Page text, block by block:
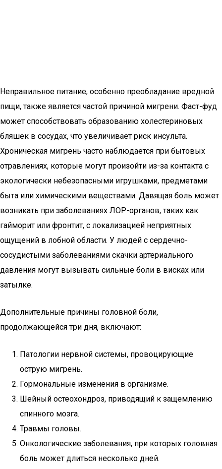
Неправильное питание, особенно преобладание вредной
пищи, также является частой причиной мигрени. Фаст-фуд
может способствовать образованию холестериновых
бляшек в сосудах, что увеличивает риск инсульта.
Хроническая мигрень часто наблюдается при бытовых
отравлениях, которые могут произойти из-за контакта с
экологически небезопасными игрушками, предметами
быта или химическими веществами. Давящая боль может
возникать при заболеваниях ЛОР-органов, таких как
гайморит или фронтит, с локализацией неприятных
ощущений в лобной области. У людей с сердечно-
сосудистыми заболеваниями скачки артериального
давления могут вызывать сильные боли в висках или
затылке.
Дополнительные причины головной боли,
продолжающейся три дня, включают:
Патологии нервной системы, провоцирующие
острую мигрень.
Гормональные изменения в организме.
Шейный остеохондроз, приводящий к защемлению
спинного мозга.
Травмы головы.
Онкологические заболевания, при которых головная
боль может длиться несколько дней.